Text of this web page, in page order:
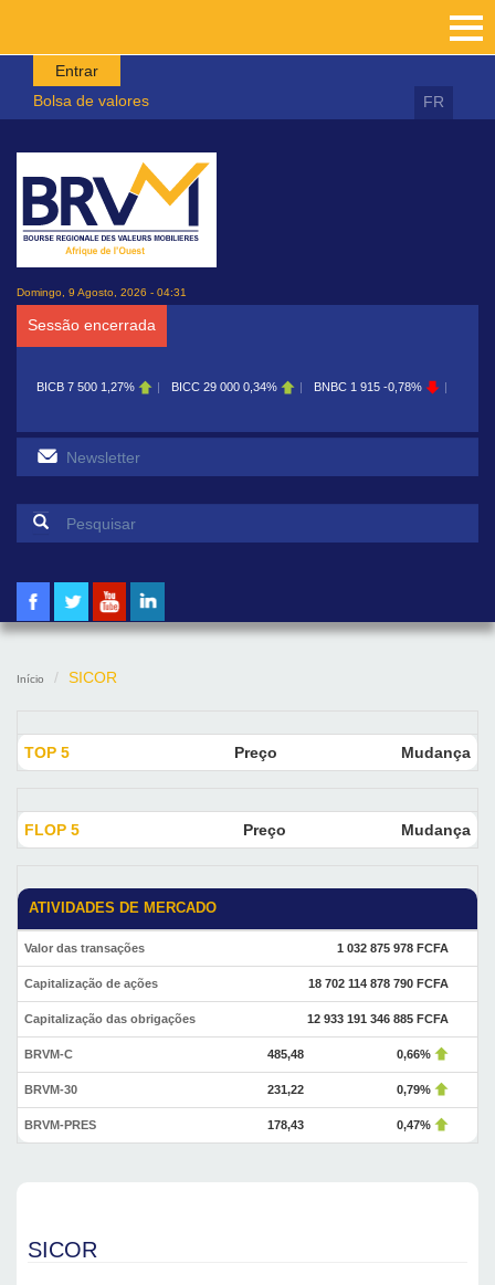
Passar para o conteúdo principal
Entrar
Bolsa de valores
FR
Domingo, 9 Agosto, 2026 - 04:31
Sessão encerrada
BICB 7 500 1,27% BICC 29 000 0,34% BNBC 1 915 -0,78%
Formulário de pesquisa
Início SICOR
TOP 5 Preço Mudança
FLOP 5 Preço Mudança
ATIVIDADES DE MERCADO
Valor das transações 1 032 875 978 FCFA
Capitalização de ações 18 702 114 878 790 FCFA
Capitalização das obrigações 12 933 191 346 885 FCFA
BRVM-C 485,48 0,66%
BRVM-30 231,22 0,79%
BRVM-PRES 178,43 0,47%
SICOR